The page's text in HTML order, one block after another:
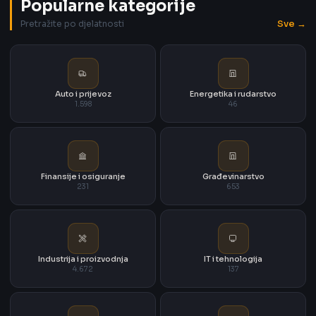
Popularne kategorije
Pretražite po djelatnosti Sve →
Auto i prijevoz
1.598
Energetika i rudarstvo
46
Finansije i osiguranje
231
Građevinarstvo
653
Industrija i proizvodnja
4.672
IT i tehnologija
137